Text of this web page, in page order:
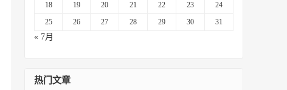
18
19 20 21 22 23
24
25
26 27 28 29 30 31
« 7月
热门文章